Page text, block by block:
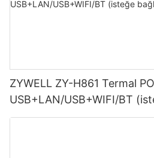
ZYWELL ZY-H861 Termal
USB+LAN/USB+WIFI/BT